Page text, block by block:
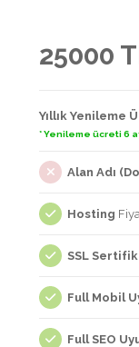
25000
Yıllık Yenileme
* Yenileme ücreti 6
Alan Adı
Hosting
SSL
Full Mobil
Full SEO